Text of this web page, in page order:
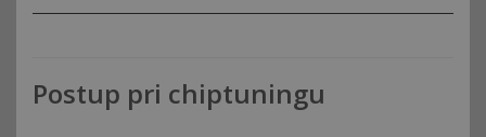
Postup pri chiptuningu